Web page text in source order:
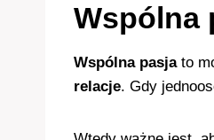
Wspólna
Wspólna pasjato
relacje. Gdy